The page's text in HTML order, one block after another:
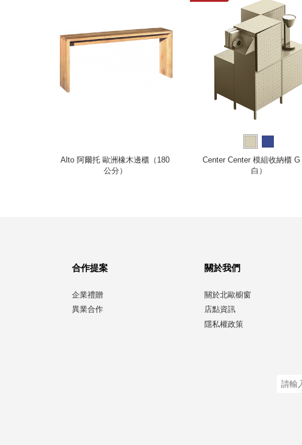
Alto 阿爾托 歐洲橡木邊櫃（180
公分）
Center Center 模組收納櫃 G
白）
合作提案
企業禮贈
異業合作
關於我們
關於北歐櫥窗
店點資訊
隱私權政策